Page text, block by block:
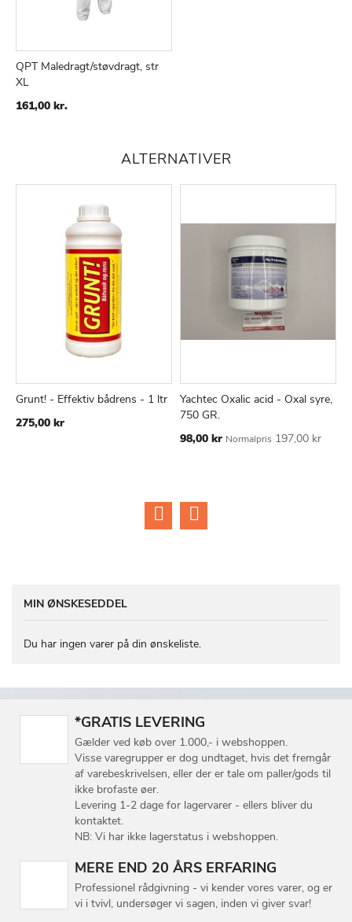
QPT Maledragt/støvdragt, str
XL
161,00 kr.
ALTERNATIVER
SAMMENLIGN
Grunt! - Effektiv bådrens - 1 ltr
275,00 kr
Læg i kurv
TILFØJ
ØNSKE
Yachtec Oxalic acid - Oxal syre,
750 GR.
Tilbudspris
98,00 kr Normalpris 197,00 kr
MIN ØNSKESEDDEL
Du har ingen varer på din ønskeliste.
*GRATIS LEVERING
Gælder ved køb over 1.000,- i webshoppen.
Visse varegrupper er dog undtaget, hvis det fremgår
af varebeskrivelsen, eller der er tale om paller/gods til
ikke brofaste øer.
Levering 1-2 dage for lagervarer - ellers bliver du
kontaktet.
NB: Vi har ikke lagerstatus i webshoppen.
MERE END 20 ÅRS ERFARING
Professionel rådgivning - vi kender vores varer, og er
vi i tvivl, undersøger vi sagen, inden vi giver svar!